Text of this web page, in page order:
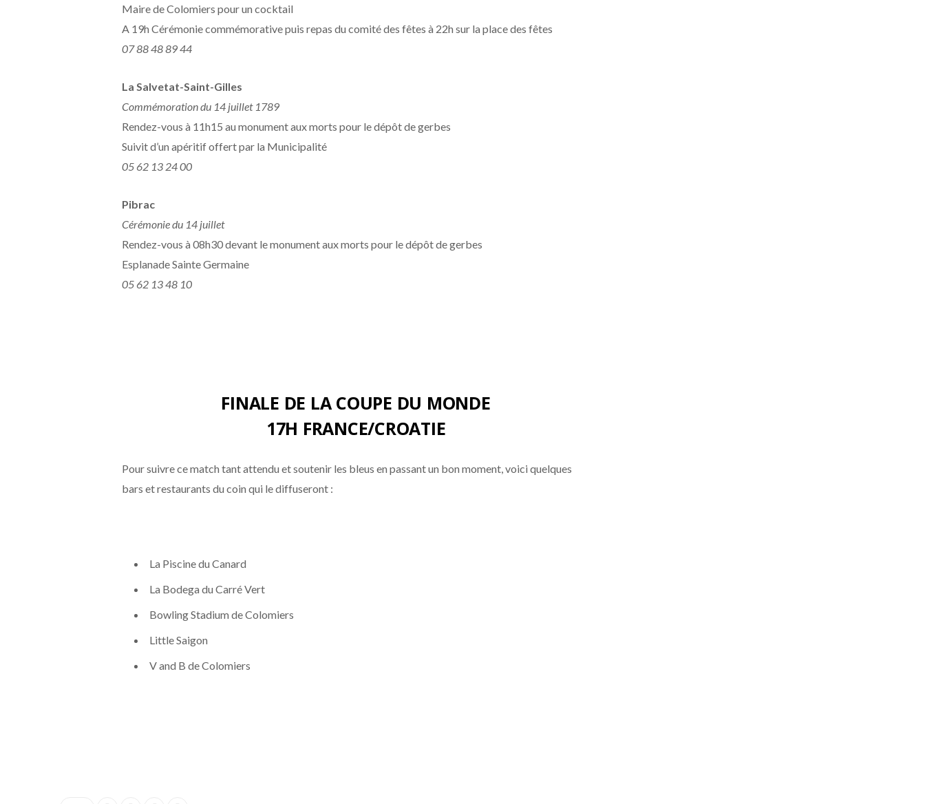
Maire de Colomiers pour un cocktail
A 19h Cérémonie commémorative puis repas du comité des fêtes à 22h sur la place des fêtes
07 88 48 89 44
La Salvetat-Saint-Gilles
Commémoration du 14 juillet 1789
Rendez-vous à 11h15 au monument aux morts pour le dépôt de gerbes
Suivit d’un apéritif offert par la Municipalité
05 62 13 24 00
Pibrac
Cérémonie du 14 juillet
Rendez-vous à 08h30 devant le monument aux morts pour le dépôt de gerbes
Esplanade Sainte Germaine
05 62 13 48 10
FINALE DE LA COUPE DU MONDE
17H FRANCE/CROATIE
Pour suivre ce match tant attendu et soutenir les bleus en passant un bon moment, voici quelques
bars et restaurants du coin qui le diffuseront :
La Piscine du Canard
La Bodega du Carré Vert
Bowling Stadium de Colomiers
Little Saigon
V and B de Colomiers